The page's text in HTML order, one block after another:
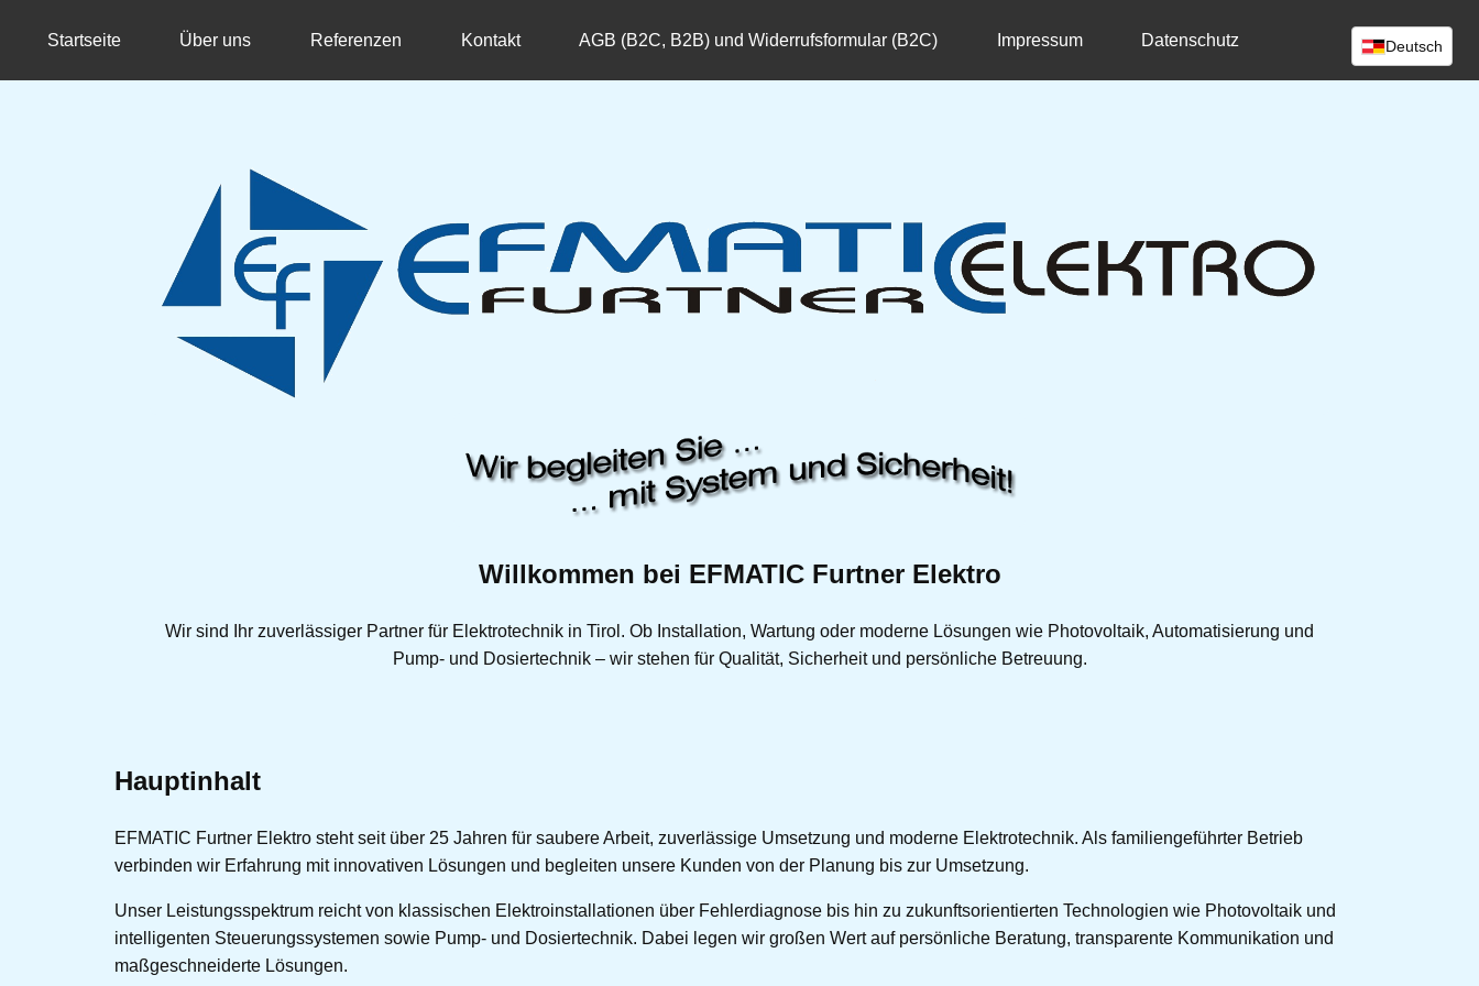
Startseite Über uns Referenzen Kontakt AGB (B2C, B2B) und Widerrufsformular (B2C) Impressum Datenschutz Deutsch
Willkommen bei EFMATIC Furtner Elektro
Wir sind Ihr zuverlässiger Partner für Elektrotechnik in Tirol. Ob Installation, Wartung oder moderne Lösungen wie Photovoltaik, Automatisierung und
Pump- und Dosiertechnik – wir stehen für Qualität, Sicherheit und persönliche Betreuung.
Hauptinhalt
EFMATIC Furtner Elektro steht seit über 25 Jahren für saubere Arbeit, zuverlässige Umsetzung und moderne Elektrotechnik. Als familiengeführter Betrieb
verbinden wir Erfahrung mit innovativen Lösungen und begleiten unsere Kunden von der Planung bis zur Umsetzung.
Unser Leistungsspektrum reicht von klassischen Elektroinstallationen über Fehlerdiagnose bis hin zu zukunftsorientierten Technologien wie Photovoltaik und
intelligenten Steuerungssystemen sowie Pump- und Dosiertechnik. Dabei legen wir großen Wert auf persönliche Beratung, transparente Kommunikation und
maßgeschneiderte Lösungen.